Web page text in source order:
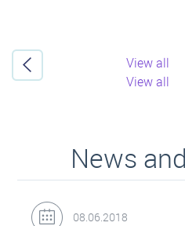
View all
View all
News
31.05.2018